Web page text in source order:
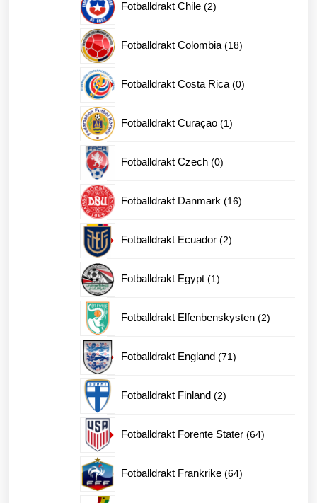
Fotballdrakt Chile 22
Fotballdrakt Colombia 1818
Fotballdrakt Costa Rica 00
Fotballdrakt Curaçao 11
Fotballdrakt Czech 00
Fotballdrakt Danmark 1616
Fotballdrakt Ecuador 22
Fotballdrakt Egypt 11
Fotballdrakt Elfenbenskysten 22
Fotballdrakt England 7171
Fotballdrakt Finland 22
Fotballdrakt Forente Stater 6464
Fotballdrakt Frankrike 6464